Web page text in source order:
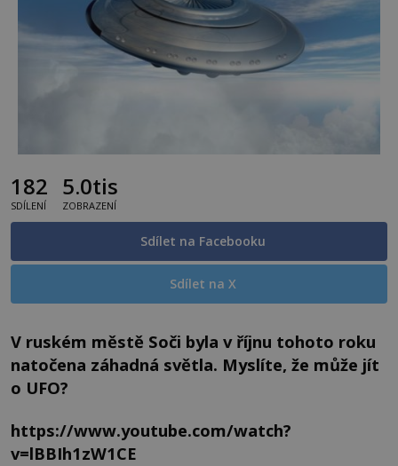
182
SDÍLENÍ
5.0tis
ZOBRAZENÍ
Sdílet na Facebooku
Sdílet na X
V ruském městě Soči byla v říjnu tohoto roku
natočena záhadná světla. Myslíte, že může jít
o UFO?
https://www.youtube.com/watch?
v=lBBIh1zW1CE